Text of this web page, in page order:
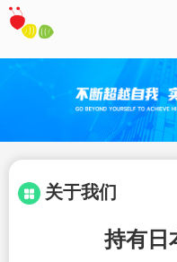
关于我们
持有日